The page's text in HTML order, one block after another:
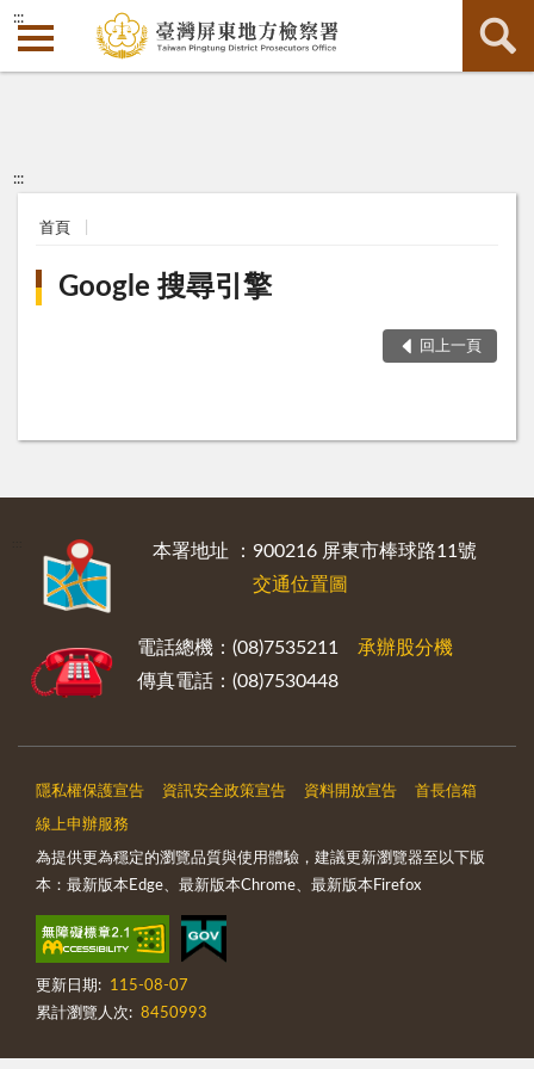
:::
:::
首頁
Google 搜尋引擎
回上一頁
本署地址 ：900216 屏東市棒球路11號
交通位置圖
電話總機：(08)7535211 承辦股分機
傳真電話：(08)7530448
隱私權保護宣告 資訊安全政策宣告 資料開放宣告 首長信箱
線上申辦服務
為提供更為穩定的瀏覽品質與使用體驗，建議更新瀏覽器至以下版
本：最新版本Edge、最新版本Chrome、最新版本Firefox
更新日期:
115-08-07
累計瀏覽人次: 8450993